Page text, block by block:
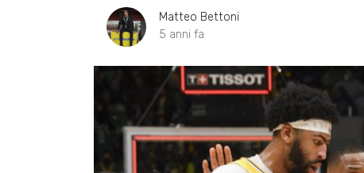
Matteo Bettoni
5 anni fa